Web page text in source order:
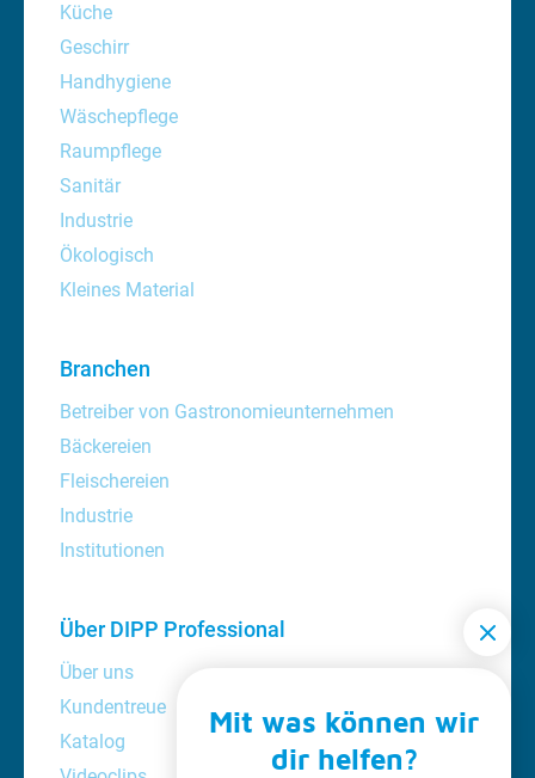
Küche
Geschirr
Handhygiene
Wäschepflege
Raumpflege
Sanitär
Industrie
Ökologisch
Kleines Material
Branchen
Betreiber von Gastronomieunternehmen
Bäckereien
Fleischereien
Industrie
Institutionen
Über DIPP Professional
Über uns
Kundentreue
Katalog
Mit was können wir
dir helfen?